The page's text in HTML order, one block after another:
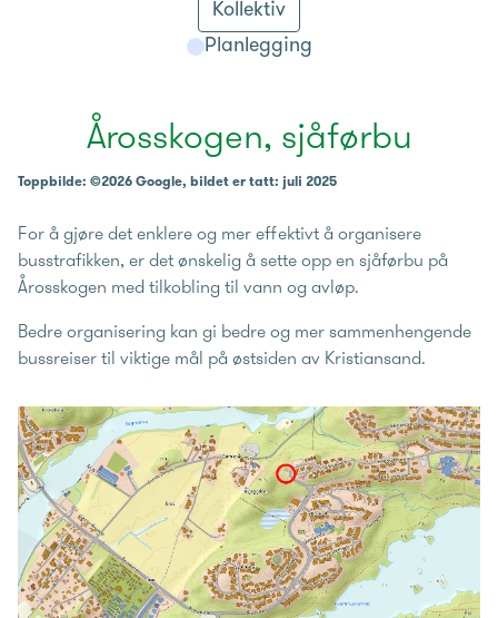
Kollektiv
Planlegging
Årosskogen, sjåførbu
Toppbilde: ©2026 Google, bildet er tatt: juli 2025
For å gjøre det enklere og mer effektivt å organisere
busstrafikken, er det ønskelig å sette opp en sjåførbu på
Årosskogen med tilkobling til vann og avløp.
Bedre organisering kan gi bedre og mer sammenhengende
bussreiser til viktige mål på østsiden av Kristiansand.